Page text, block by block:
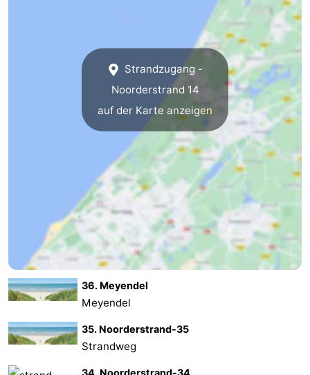
Renesse
Brouwershaven
-
Bruinisse
-
Zierikzee
-
Natur
-
Strandzugang -
Noorderstrand 14
auf der Karte anzeigen
36. Meyendel
Meyendel
35. Noorderstrand-35
Strandweg
34. Noorderstrand-34